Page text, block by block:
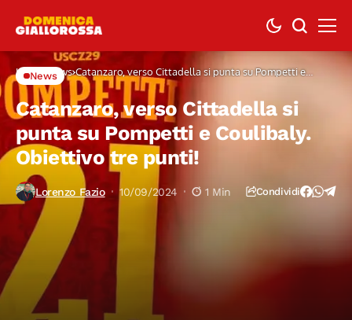
Home News Catanzaro, verso Cittadella si punta su Pompetti e
Coulibaly. Obiettivo tre punti!
News
Catanzaro, verso Cittadella si
punta su Pompetti e Coulibaly.
Obiettivo tre punti!
Lorenzo Fazio 10/09/2024 1 Min Condividi